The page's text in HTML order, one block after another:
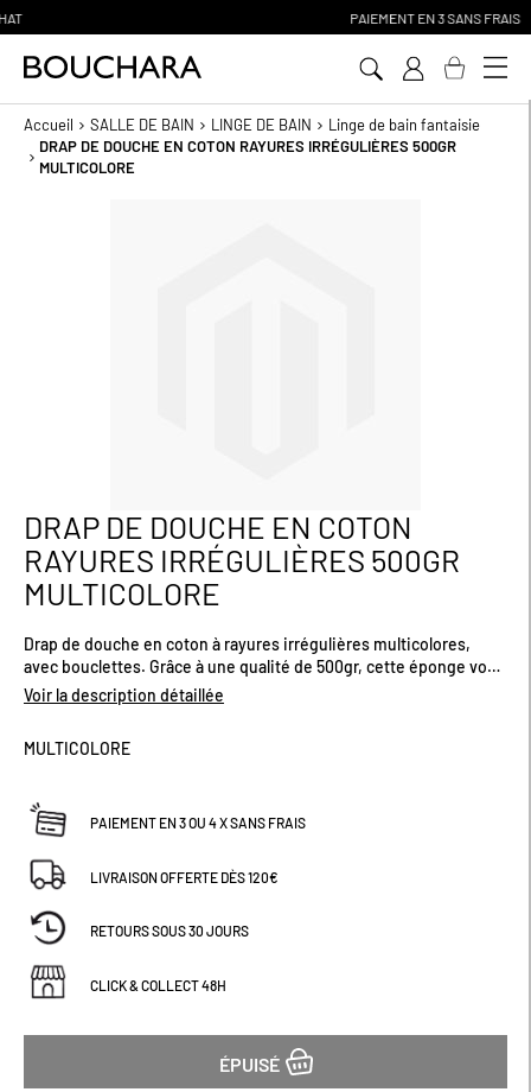
PAIEMENT EN 3 SANS FRAIS
Accueil SALLE DE BAIN LINGE DE BAIN
Linge de bain fantaisie
DRAP DE DOUCHE EN COTON RAYURES IRRÉGULIÈRES 500GR
MULTICOLORE
Passer
au
début
de
la
Galerie
d’images
DRAP DE DOUCHE EN COTON
RAYURES IRRÉGULIÈRES 500GR
MULTICOLORE
Drap de douche en coton à rayures irrégulières multicolores,
avec bouclettes. Grâce à une qualité de 500gr, cette éponge vous
offre un excellent pouvoir d'absorption en plus d'une extrème
douceur. Craquez pour son imprimé original. Dimensions (cm) :
Voir la description détaillée
MULTICOLORE
PAIEMENT EN 3 OU 4 X SANS FRAIS
LIVRAISON OFFERTE DÈS 120€
RETOURS SOUS 30 JOURS
CLICK & COLLECT 48H
ÉPUISÉ